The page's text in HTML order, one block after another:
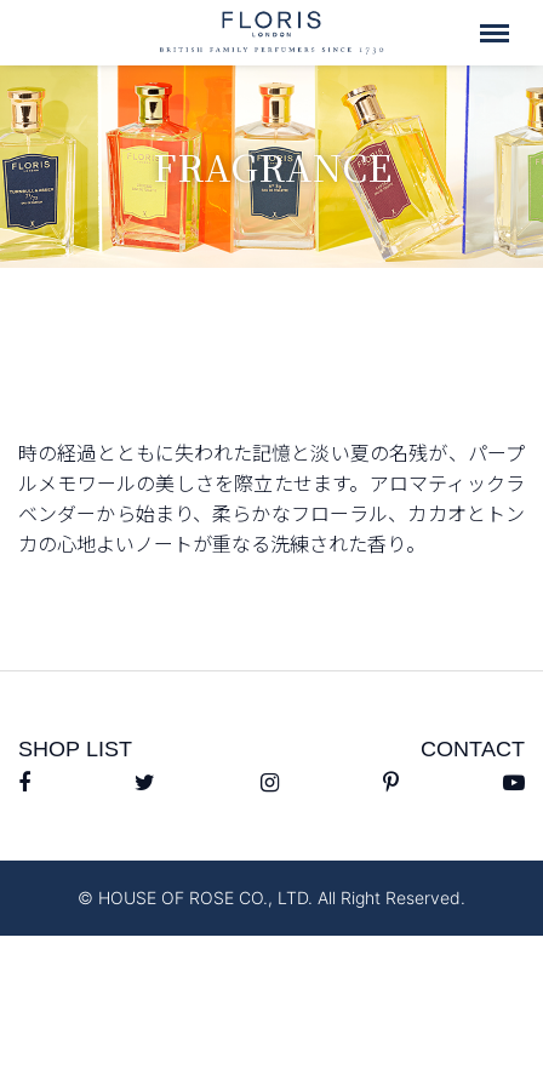
FRAGRANCE
時の経過とともに失われた記憶と淡い夏の名残が、パープ
ルメモワールの美しさを際立たせます。アロマティックラ
ベンダーから始まり、柔らかなフローラル、カカオとトン
カの心地よいノートが重なる洗練された香り。
SHOP LIST CONTACT
© HOUSE OF ROSE CO., LTD. All Right Reserved.